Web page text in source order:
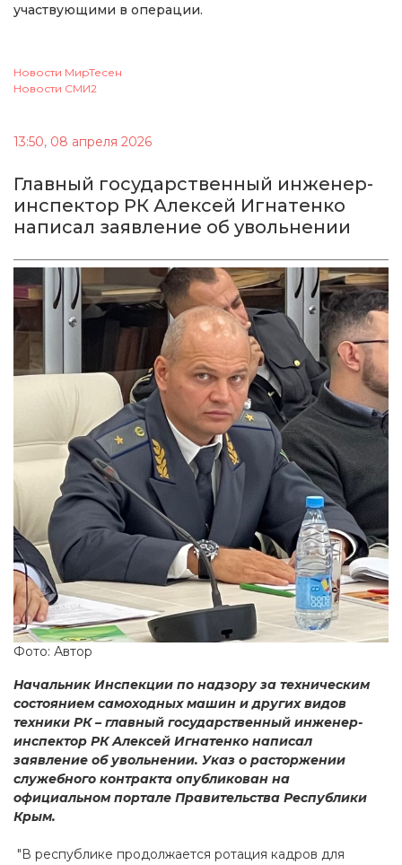
участвующими в операции.
Новости МирТесен
Новости СМИ2
13:50, 08 апреля 2026
Главный государственный инженер-
инспектор РК Алексей Игнатенко
написал заявление об увольнении
Фото: Автор
Начальник Инспекции по надзору за техническим
состоянием самоходных машин и других видов
техники РК – главный государственный инженер-
инспектор РК Алексей Игнатенко написал
заявление об увольнении. Указ о расторжении
служебного контракта опубликован на
официальном портале Правительства Республики
Крым.
"В республике продолжается ротация кадров для